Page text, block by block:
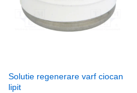
Solutie regenerare varf ciocan
lipit